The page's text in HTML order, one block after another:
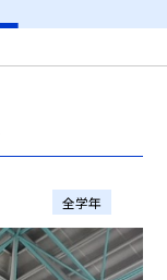
全学年